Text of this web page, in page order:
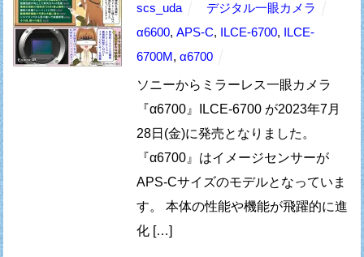
scs_uda
デジタル一眼カメラ
α6600,APS-C, ILCE-6700,
ILCE-
6700M ,α6700
ソニーからミラーレス一眼カメラ
『α6700』ILCE-6700 が2023年7月
28日(金)に発売となりました。
『α6700』はイメージセンサーが
APS-Cサイズのモデルとなっていま
す。 本体の性能や機能が飛躍的に進
化 […]